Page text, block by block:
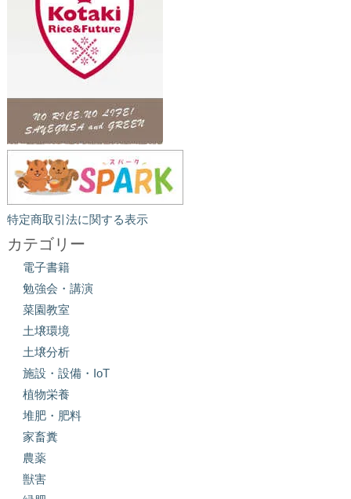
特定商取引法に関する表示
カテゴリー
電子書籍
勉強会・講演
菜園教室
土壌環境
土壌分析
施設・設備・IoT
植物栄養
堆肥・肥料
家畜糞
農薬
獣害